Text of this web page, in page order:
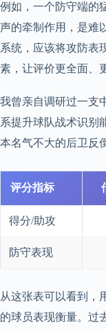
例如，一个防守端的
声的牵制作用，是难
系统，应该将攻防表
素，让评价更全面、
我曾亲自调研过一支
系提升球队战术识别
本名气不大的后卫反
评分指标
得分/助攻
防守表现
从这张表可以看到，
的球员表现衡量。过